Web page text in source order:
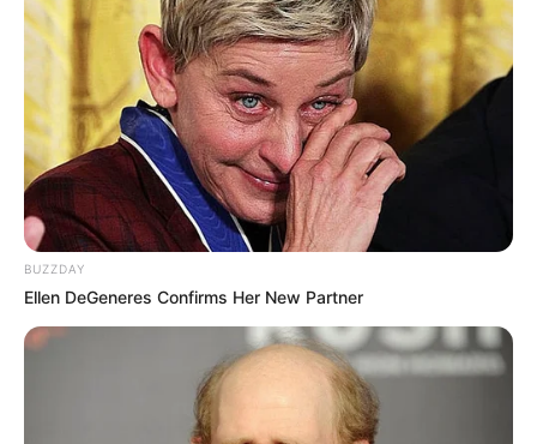
Aeropuerto de Rionegro:
Caos y filas de hasta 6
horas reciben a turistas
extranjeros de la Feria de
las Flores
FERIA DE LAS FLORES
Medellín se prepara para
recibir 300 mil turistas en
NOTICIAS ANTIOQUIA
BUZZDAY
Ellen DeGeneres Confirms Her New Partner